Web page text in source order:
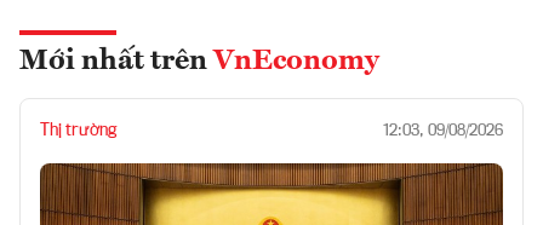
Mới nhất trên VnEconomy
Thị trường 12:03, 09/08/2026